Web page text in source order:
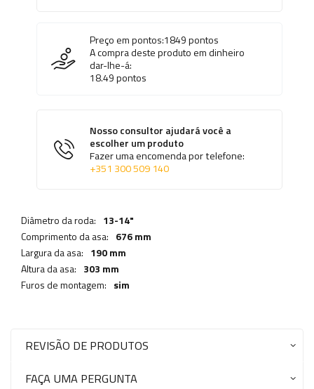
Preço em pontos:1849pontos
A compra deste produto em dinheiro
dar-lhe-á:
18.49pontos
Nosso consultor ajudará você a
escolher um produto
Fazer uma encomenda por telefone:
+351 300 509 140
Diâmetro da roda: 13-14"
Comprimento da asa: 676 mm
Largura da asa: 190 mm
Altura da asa: 303 mm
Furos de montagem: sim
REVISÃO DE PRODUTOS
FAÇA UMA PERGUNTA